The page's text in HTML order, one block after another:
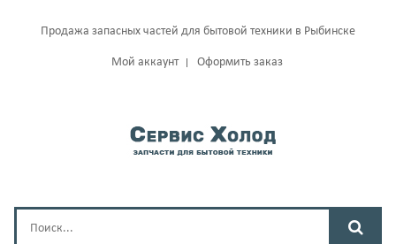
Продажа запасных частей для бытовой техники в Рыбинске
Мой аккаунт Оформить заказ